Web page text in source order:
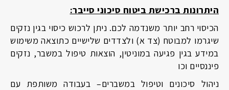
היתרונות ברכישת ביטוח סיכוני סייבר:
הכיסוי רחב יותר משנדמה לכם. ניתן לרכוש כיסוי בגין נזקים
שיגרמו למבוטח (צד א) ולצדדים שלישיים כתוצאה משימוש
במידע בגין פגיעה במוניטין, הוצאות טיפול במשבר, נזקים
פיננסיים וכו
ניהול סיכונים וטיפול במשברים– בעבודה משותפת עם